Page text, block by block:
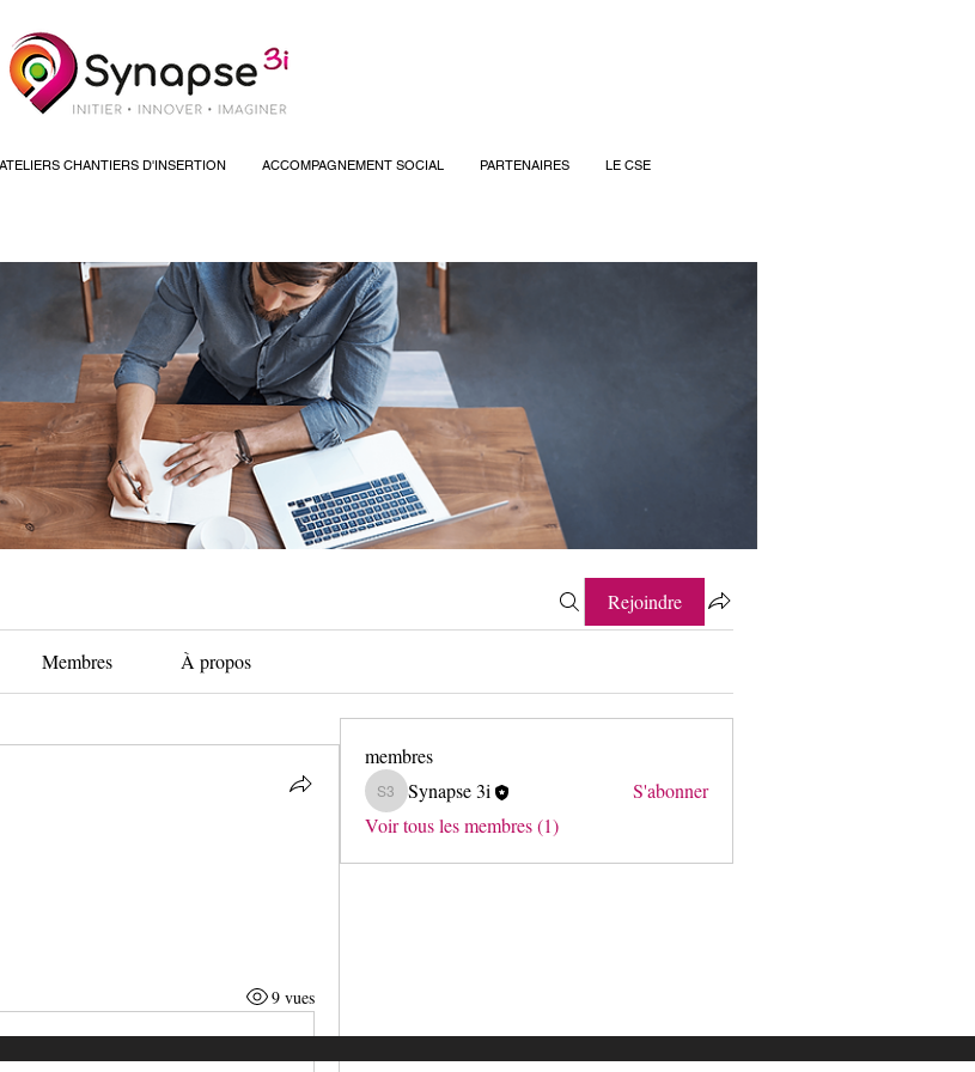
ATELIERS CHANTIERS D'INSERTION ACCOMPAGNEMENT SOCIAL PARTENAIRES LE CSE
Rejoindre
Membres À propos
9 vues
membres
Synapse 3i
Synapse 3i
S'abonner
Voir tous les membres (1)